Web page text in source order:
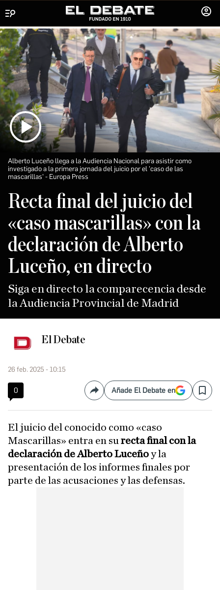
SESIÓN
Alberto Luceño llega a la Audiencia Nacional para asistir como
investigado a la primera jornada del juicio por el 'caso de las
mascarillas'
Europa Press
Recta final del juicio del
«caso mascarillas» con la
declaración de Alberto
Luceño, en directo
Siga en directo la comparecencia desde
la Audiencia Provincial de Madrid
El Debate
26 feb. 2025 - 10:15
0 CompartirAñade El Debate en Save
El juicio del conocido como «caso
Mascarillas» entra en su recta final con la
declaración de Alberto Luceñoy la
presentación de los informes finales por
parte de las acusaciones y las defensas.